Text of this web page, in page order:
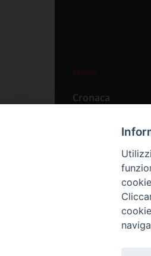
News
Cronaca
Primo Piano